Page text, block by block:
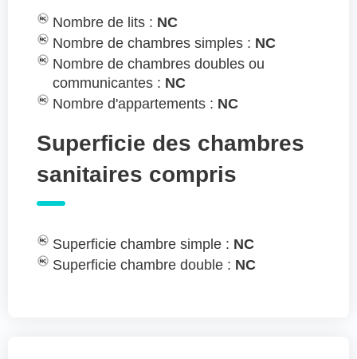
Nombre de lits : NC
Nombre de chambres simples : NC
Nombre de chambres doubles ou
communicantes : NC
Nombre d'appartements : NC
Superficie des chambres
sanitaires compris
Superficie chambre simple : NC
Superficie chambre double : NC